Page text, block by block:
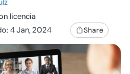
licencia
4 Jan, 2024 Share